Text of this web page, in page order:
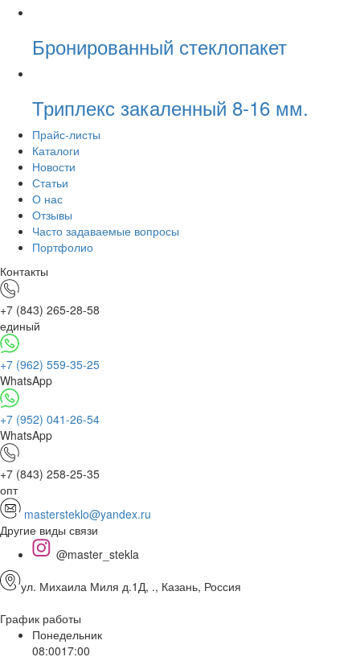
Бронированный стеклопакет
Триплекс закаленный 8-16 мм.
Прайс-листы
Каталоги
Новости
Статьи
О нас
Отзывы
Часто задаваемые вопросы
Портфолио
Контакты
+7 (843) 265-28-58
единый
+7 (962) 559-35-25
WhatsApp
+7 (952) 041-26-54
WhatsApp
+7 (843) 258-25-35
опт
mastersteklo@yandex.ru
Другие виды связи
@master_stekla
ул. Михаила Миля д.1Д, ., Казань, Россия
График работы
Понедельник
08:0017:00